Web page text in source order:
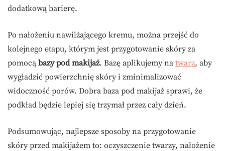
dodatkową barierę.
Po nałożeniu nawilżającego kremu, można przejść do
kolejnego etapu, którym jest przygotowanie skóry za
pomocą bazy pod makijaż. Bazę aplikujemy na twarz, aby
wygładzić powierzchnię skóry i zminimalizować
widoczność porów. Dobra baza pod makijaż sprawi, że
podkład będzie lepiej się trzymał przez cały dzień.
Podsumowując, najlepsze sposoby na przygotowanie
skóry przed makijażem to: oczyszczenie twarzy, nałożenie